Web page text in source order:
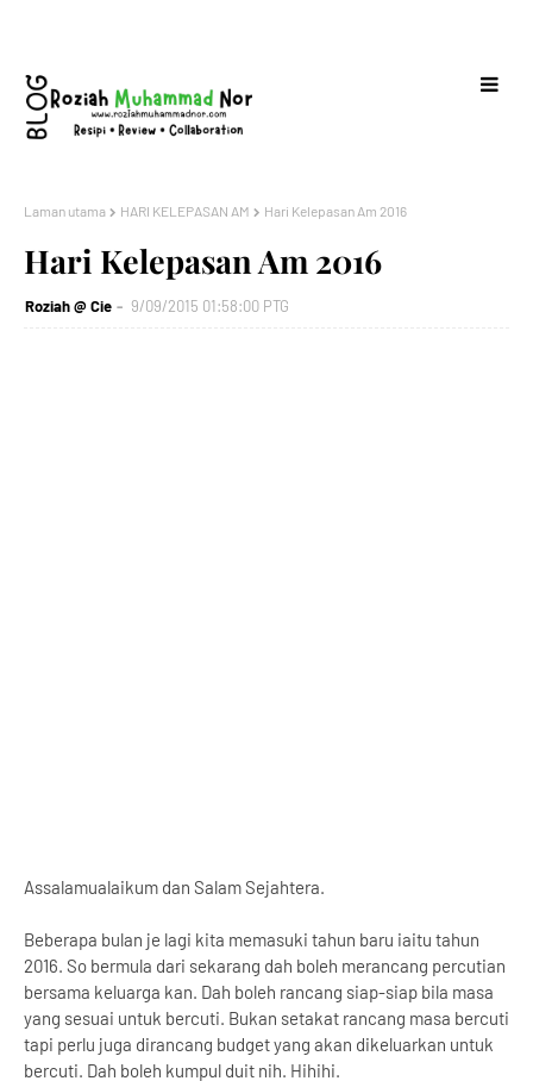
Laman utama HARI KELEPASAN AM Hari Kelepasan Am 2016
Hari Kelepasan Am 2016
Roziah @ Cie 9/09/2015 01:58:00 PTG
Assalamualaikum dan SalamSejahtera.
Beberapa bulan je lagi kita memasuki tahun baru iaitu tahun
2016. So bermula dari sekarang dah boleh merancang percutian
bersama keluarga kan. Dah boleh rancang siap-siap bila masa
yang sesuai untuk bercuti. Bukan setakat rancang masa bercuti
tapi perlu juga dirancang budget yang akan dikeluarkan untuk
bercuti. Dah boleh kumpul duit nih. Hihihi.